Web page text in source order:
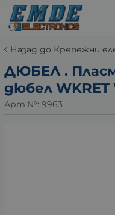
Назад до Крепежни
ДЮБЕЛ .
дюбел WKRET
Арт.№: 9963